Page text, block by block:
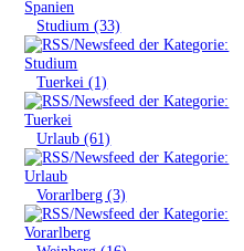
Studium (33)
»Tuerkei (1)
»Urlaub (61)
»Vorarlberg (3)